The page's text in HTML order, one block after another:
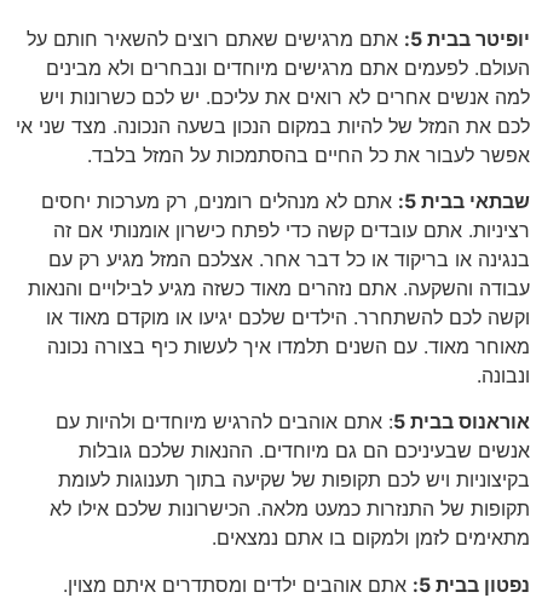
יופיטר בבית 5:
אתם מרגישים שאתם רוצים להשאיר חותם על
העולם. לפעמים אתם מרגישים מיוחדים ונבחרים ולא מבינים
למה אנשים אחרים לא רואים את עליכם. יש לכם כשרונות ויש
לכם את המזל של להיות במקום הנכון בשעה הנכונה. מצד שני אי
אפשר לעבור את כל החיים בהסתמכות על המזל בלבד.
שבתאי בבית 5:
אתם לא מנהלים רומנים, רק מערכות יחסים
רציניות. אתם עובדים קשה כדי לפתח כישרון אומנותי אם זה
בנגינה או בריקוד או כל דבר אחר. אצלכם המזל מגיע רק עם
עבודה והשקעה. אתם נזהרים מאוד כשזה מגיע לבילויים והנאות
וקשה לכם להשתחרר. הילדים שלכם יגיעו או מוקדם מאוד או
מאוחר מאוד. עם השנים תלמדו איך לעשות כיף בצורה נכונה
ונבונה.
אוראנוס בבית 5
: אתם אוהבים להרגיש מיוחדים ולהיות עם
אנשים שבעיניכם הם גם מיוחדים. ההנאות שלכם גובלות
בקיצוניות ויש לכם תקופות של שקיעה בתוך תענוגות לעומת
תקופות של התנזרות כמעט מלאה. הכישרונות שלכם אילו לא
מתאימים לזמן ולמקום בו אתם נמצאים.
נפטון בבית 5:
אתם אוהבים ילדים ומסתדרים איתם מצוין.